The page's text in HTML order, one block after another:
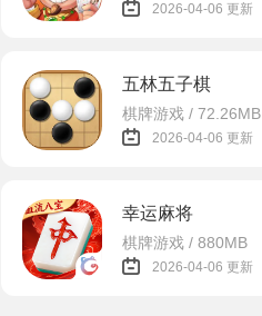
2026-04-06 更新
五林五子棋
棋牌游戏 / 72.26MB
2026-04-06 更新
幸运麻将
棋牌游戏 / 880MB
2026-04-06 更新